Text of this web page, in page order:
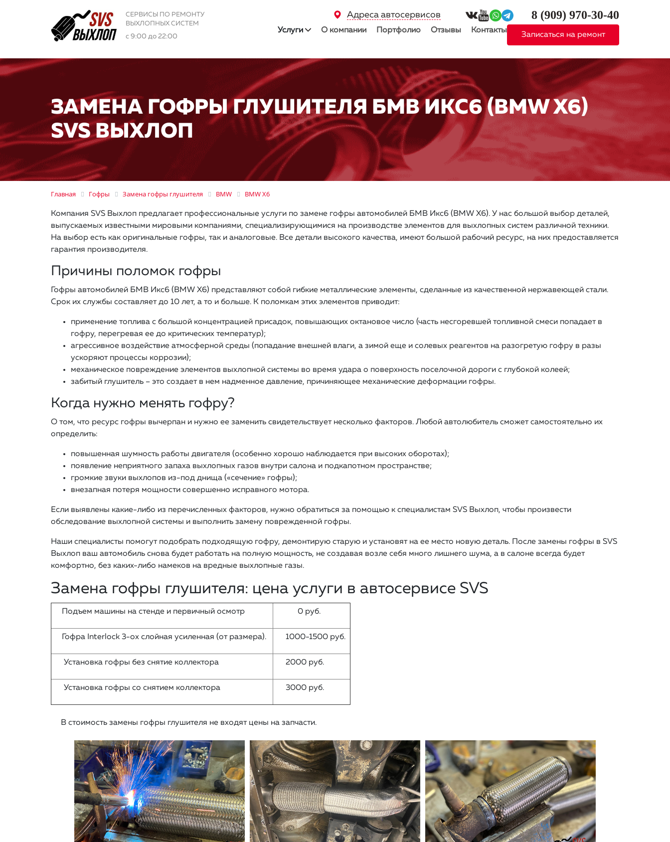
СЕРВИСЫ ПО РЕМОНТУ
ВЫХЛОПНЫХ СИСТЕМ
с 9:00 до 22:00
Адреса автосервисов 8 (909) 970-30-40
Услуги О компании Портфолио Отзывы Контакты
Записаться на ремонт
ЗАМЕНА ГОФРЫ ГЛУШИТЕЛЯ БМВ ИКС6 (BMW X6)
SVS ВЫХЛОП
Главная Гофры Замена гофры глушителя BMW BMW X6
Компания SVS Выхлоп предлагает профессиональные услуги по замене гофры автомобилей БМВ Икс6 (BMW X6). У нас большой выбор деталей,
выпускаемых известными мировыми компаниями, специализирующимися на производстве элементов для выхлопных систем различной техники.
На выбор есть как оригинальные гофры, так и аналоговые. Все детали высокого качества, имеют большой рабочий ресурс, на них предоставляется
гарантия производителя.
Причины поломок гофры
Гофры автомобилей БМВ Икс6 (BMW X6) представляют собой гибкие металлические элементы, сделанные из качественной нержавеющей стали.
Срок их службы составляет до 10 лет, а то и больше. К поломкам этих элементов приводит:
применение топлива с большой концентрацией присадок, повышающих октановое число (часть несгоревшей топливной смеси попадает в
гофру, перегревая ее до критических температур);
агрессивное воздействие атмосферной среды (попадание внешней влаги, а зимой еще и солевых реагентов на разогретую гофру в разы
ускоряют процессы коррозии);
механическое повреждение элементов выхлопной системы во время удара о поверхность поселочной дороги с глубокой колеей;
забитый глушитель – это создает в нем надменное давление, причиняющее механические деформации гофры.
Когда нужно менять гофру?
О том, что ресурс гофры вычерпан и нужно ее заменить свидетельствует несколько факторов. Любой автолюбитель сможет самостоятельно их
определить:
повышенная шумность работы двигателя (особенно хорошо наблюдается при высоких оборотах);
появление неприятного запаха выхлопных газов внутри салона и подкапотном пространстве;
громкие звуки выхлопов из-под днища («сечение» гофры);
внезапная потеря мощности совершенно исправного мотора.
Если выявлены какие-либо из перечисленных факторов, нужно обратиться за помощью к специалистам SVS Выхлоп, чтобы произвести
обследование выхлопной системы и выполнить замену поврежденной гофры.
Наши специалисты помогут подобрать подходящую гофру, демонтирую старую и установят на ее место новую деталь. После замены гофры в SVS
Выхлоп ваш автомобиль снова будет работать на полную мощность, не создавая возле себя много лишнего шума, а в салоне всегда будет
комфортно, без каких-либо намеков на вредные выхлопные газы.
Замена гофры глушителя: цена услуги в автосервисе SVS
Подъем машины на стенде и первичный осмотр 0 руб.
Гофра Interlock 3-ох слойная усиленная (от размера). 1000-1500 руб.
Установка гофры без снятие коллектора 2000 руб.
Установка гофры со снятием коллектора 3000 руб.
В стоимость замены гофры глушителя не входят цены на запчасти.